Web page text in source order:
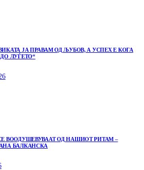
ЈА ПРАВАМ ОД ЉУБОВ, А УСПЕХ Е КОГА
ЛУЃЕТО“
ВООДУШЕВУВААТ ОД НАШИОТ РИТАМ –
БАЛКАНСКА